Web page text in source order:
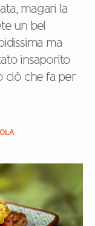
magari la
un bel
ma
insaporito
ciò che fa per